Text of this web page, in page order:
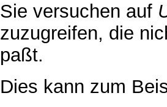
Sie versuchen auf
zuzugreifen, die
paßt.
Dies kann zum